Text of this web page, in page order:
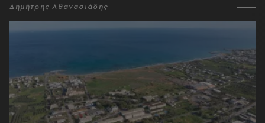
Δημήτρης Αθανασιάδης